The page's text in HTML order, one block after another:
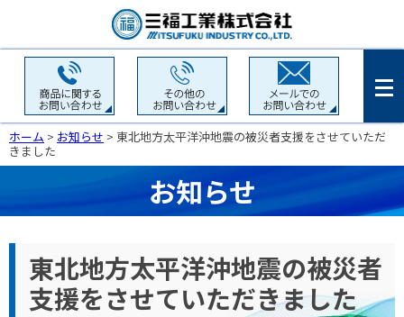
ホーム > お知らせ > 東北地方太平洋沖地震の被災者支援をさせていただ
きました
お知らせ
東北地方太平洋沖地震の被災者
支援をさせていただきました